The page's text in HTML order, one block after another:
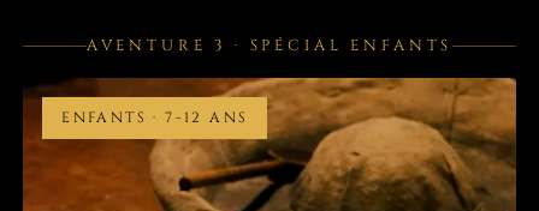
AVENTURE 3 · SPÉCIAL ENFANTS
ENFANTS · 7-12 ANS